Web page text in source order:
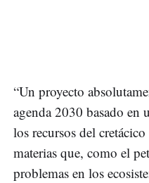
“Un proyecto
agenda 2030 basado en
los recursos del
materias que, como el
problemas en los